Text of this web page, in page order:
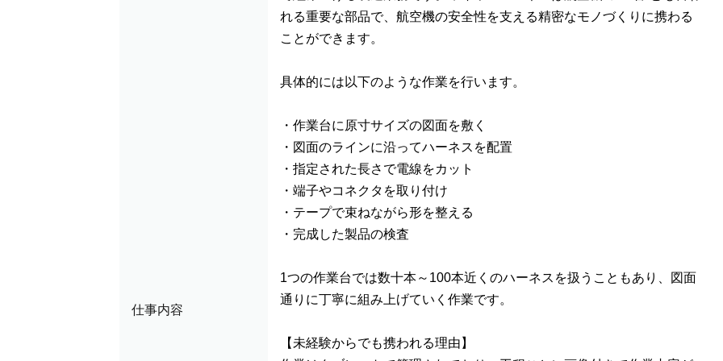
仕事内容
れる重要な部品で、航空機の安全性を支える精密なモノづくりに携わる
ことができます。
具体的には以下のような作業を行います。
・作業台に原寸サイズの図面を敷く
・図面のラインに沿ってハーネスを配置
・指定された長さで電線をカット
・端子やコネクタを取り付け
・テープで束ねながら形を整える
・完成した製品の検査
1つの作業台では数十本～100本近くのハーネスを扱うこともあり、図面
通りに丁寧に組み上げていく作業です。
【未経験からでも携われる理由】